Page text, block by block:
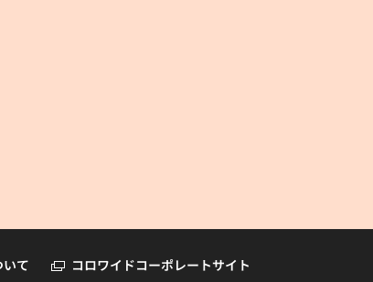
ドオンラインショップ
て コロワイドコーポレートサイト